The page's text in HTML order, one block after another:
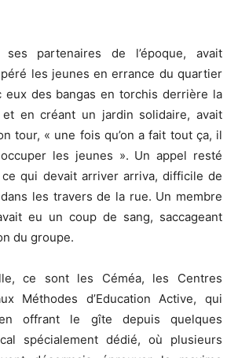
partenaires de l’époque, avait
les jeunes en errance du quartier
eux des bangas en torchis derrière la
et en créant un jardin solidaire, avait
tour, « une fois qu’on a fait tout ça, il
les jeunes ». Un appel resté
ce qui devait arriver arriva, difficile de
les travers de la rue. Un membre
eu un coup de sang, saccageant
du groupe.
ce sont les Céméa, les Centres
Méthodes d’Education Active, qui
offrant le gîte depuis quelques
spécialement dédié, où plusieurs